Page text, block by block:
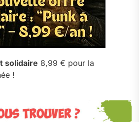
solidaire 8,99 € pour la
!